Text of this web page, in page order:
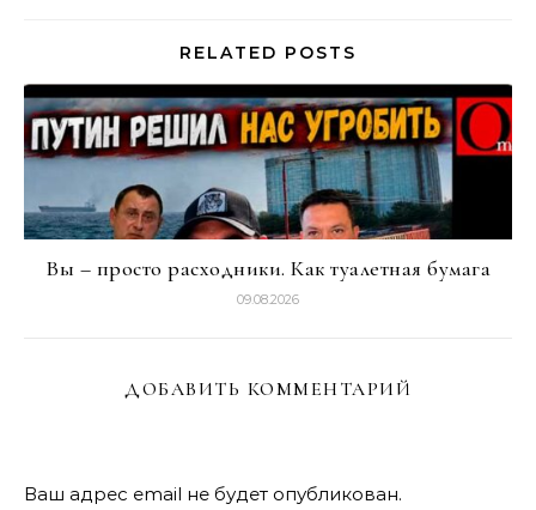
RELATED POSTS
Вы – просто расходники. Как туалетная бумага
09.08.2026
ДОБАВИТЬ КОММЕНТАРИЙ
Ваш адрес email не будет опубликован.